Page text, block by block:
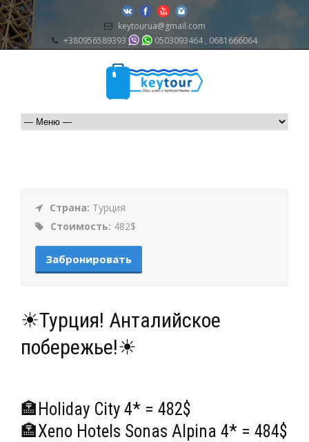
keytourua@gmail.com
+380956589393
0503093464 , 0681666064
Страна: Турция
Стоимость: 482$
Забронировать
☀Турция! Анталийское
побережье!☀
🏣Holiday City 4* = 482$
🏣Xeno Hotels Sonas Alpina 4* = 484$